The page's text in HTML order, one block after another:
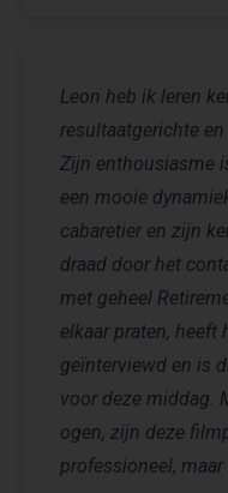
Leon heb ik leren
resultaatgerichte
Zijn enthousiasme
een mooie
cabaretier en zijn
draad door het
met geheel
elkaar praten,
geïnterviewd en is
voor deze middag.
ogen, zijn deze
professioneel,